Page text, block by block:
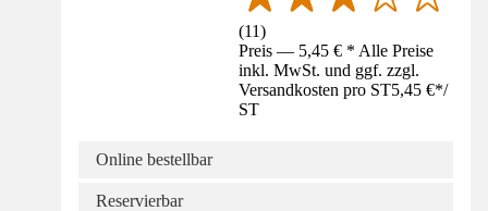
(11)
Preis — 5,45 € * Alle Preise
inkl. MwSt. und ggf. zzgl.
Versandkosten pro ST5,45 €*/
ST
Online bestellbar
Reservierbar